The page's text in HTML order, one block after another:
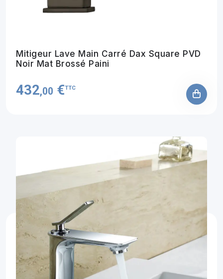
Mitigeur Lave Main Carré Dax Square PVD
Noir Mat Brossé Paini
432,00 €TTC